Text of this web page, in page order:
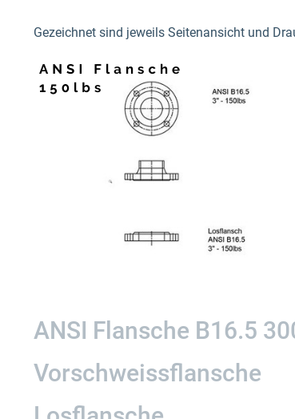
Gezeichnet sind jeweils Seitenansicht und
ANSI Flansche B16.5
Vorschweissflansche